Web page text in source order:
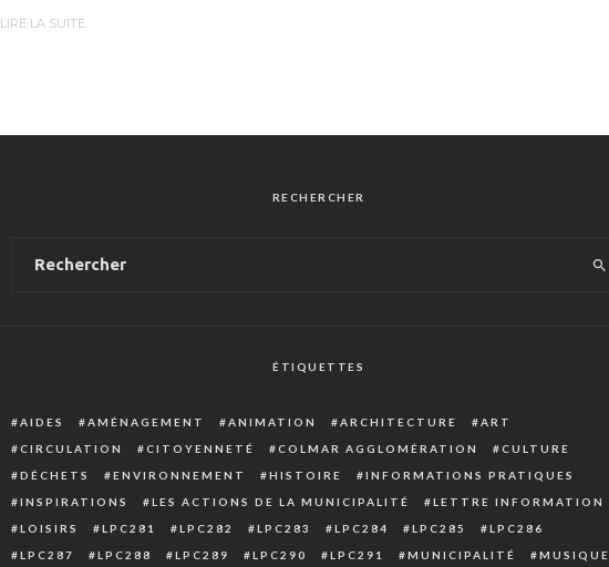
LIRE LA SUITE
RECHERCHER
ÉTIQUETTES
AIDES AMÉNAGEMENT ANIMATION ARCHITECTURE
ART
CIRCULATION
CITOYENNETÉ COLMAR AGGLOMÉRATION
CULTURE
DÉCHETS
ENVIRONNEMENT HISTOIRE
INFORMATIONS PRATIQUES
INSPIRATIONS
LES ACTIONS DE LA MUNICIPALITÉ
LETTRE INFORMATION
LOISIRS
LPC281 LPC282 LPC283 LPC284 LPC285
LPC286
LPC287
LPC288 LPC289 LPC290 LPC291 MUNICIPALITÉ
MUSIQUE